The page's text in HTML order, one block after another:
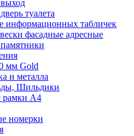
туалета
информационных табличек
фасадные адресные
мм Gold
и металла
Шильдики
рамки А4
номерки